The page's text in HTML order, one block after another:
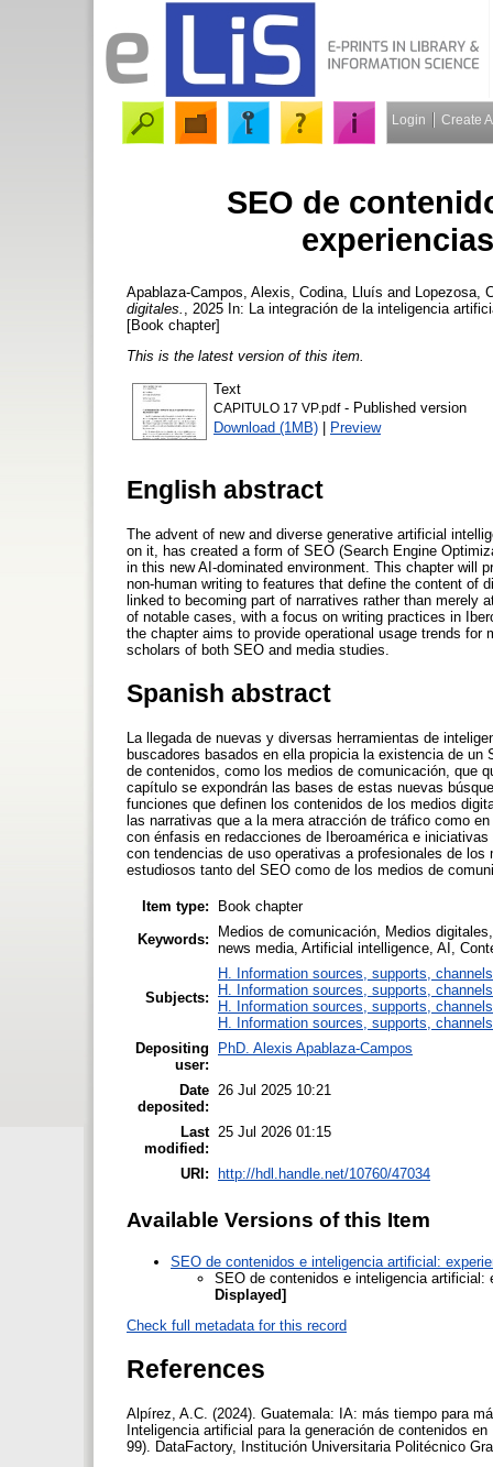
Login Create
SEO de
Apablaza-Campos, Alexis Codina, Lluís and
Lopezosa,
digitales.
, 2025 In: La integración de la inteligencia
[Book chapter]
This is the latest version of this item.
Text
CAPITULO 17 VP.pdf- Published version
Download (1MB)
Preview
English abstract
The advent of new and diverse generative artificial
on it, has created a form of SEO (Search Engine
in this new AI-dominated environment. This chapter will
non-human writing to features that define the content of
linked to becoming part of narratives rather than merely
of notable cases, with a focus on writing practices in
the chapter aims to provide operational usage trends
scholars of both SEO and media studies.
Spanish abstract
La llegada de nuevas y diversas herramientas de
buscadores basados en ella propicia la existencia de
de contenidos, como los medios de comunicación, que
capítulo se expondrán las bases de estas nuevas
funciones que definen los contenidos de los medios
las narrativas que a la mera atracción de tráfico como
con énfasis en redacciones de Iberoamérica e
con tendencias de uso operativas a profesionales de
estudiosos tanto del SEO como de los medios de
Item type:
Book chapter
Keywords:
Medios de comunicación, Medios
news media, Artificial intelligence, AI,
Subjects:
H. Information sources, supports,
H. Information sources, supports,
H. Information sources, supports,
H. Information sources, supports,
Depositing
user:
PhD. Alexis Apablaza-Campos
Date
deposited:
26 Jul 2025 10:21
Last
modified:
25 Jul 2026 01:15
URI: http://hdl.handle.net/10760/47034
Available Versions of this Item
SEO de contenidos e inteligencia artificial:
SEO de contenidos e inteligencia artificial:
Displayed]
Check full metadata for this record
References
Alpírez, A.C. (2024). Guatemala: IA: más tiempo para
Inteligencia artificial para la generación de contenidos
99). DataFactory, Institución Universitaria Politécnico